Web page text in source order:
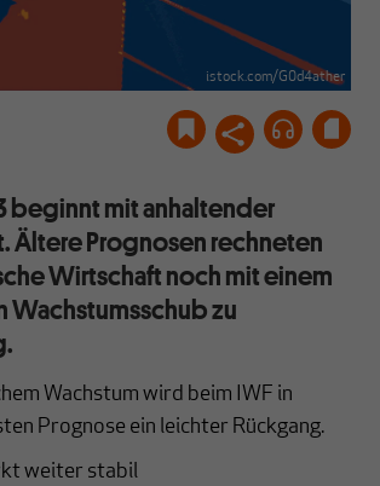
istock.com/G0d4ather
beginnt mit anhaltender
Ältere Prognosen rechneten
Wirtschaft noch mit einem
zu
Wachstum wird beim IWF in
Prognose ein leichter Rückgang.
weiter stabil